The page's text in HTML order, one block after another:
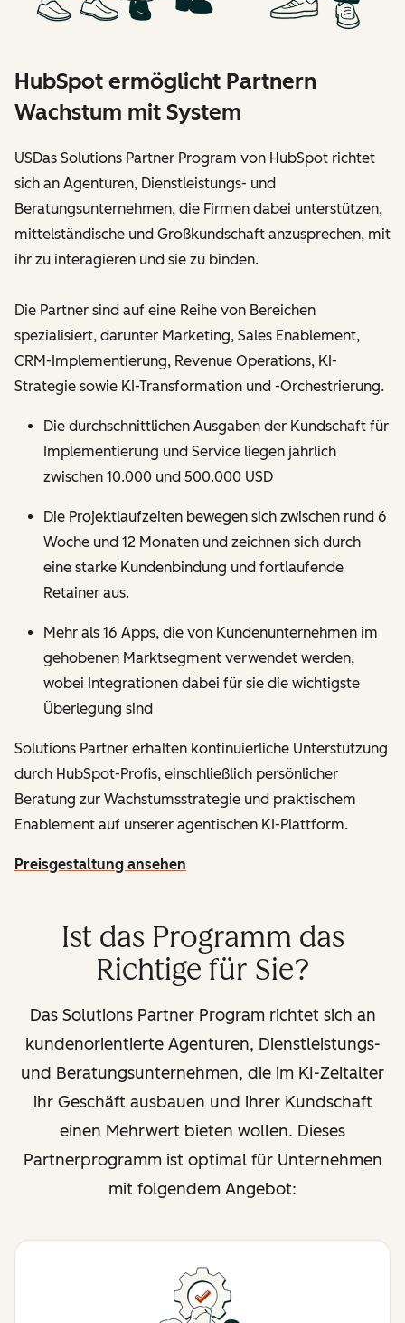
HubSpot ermöglicht Partnern
Wachstum mit System
USDas Solutions Partner Program von HubSpot richtet
sich an Agenturen, Dienstleistungs- und
Beratungsunternehmen, die Firmen dabei unterstützen,
mittelständische und Großkundschaft anzusprechen, mit
ihr zu interagieren und sie zu binden.
Die Partner sind auf eine Reihe von Bereichen
spezialisiert, darunter Marketing, Sales Enablement,
CRM-Implementierung, Revenue Operations, KI-
Strategie sowie KI-Transformation und -Orchestrierung.
Die durchschnittlichen Ausgaben der Kundschaft für
Implementierung und Service liegen jährlich
zwischen 10.000 und 500.000 USD
Die Projektlaufzeiten bewegen sich zwischen rund 6
Woche und 12 Monaten und zeichnen sich durch
eine starke Kundenbindung und fortlaufende
Retainer aus.
Mehr als 16 Apps, die von Kundenunternehmen im
gehobenen Marktsegment verwendet werden,
wobei Integrationen dabei für sie die wichtigste
Überlegung sind
Solutions Partner erhalten kontinuierliche Unterstützung
durch HubSpot-Profis, einschließlich persönlicher
Beratung zur Wachstumsstrategie und praktischem
Enablement auf unserer agentischen KI-Plattform.
Preisgestaltung ansehen
Ist das Programm das
Richtige für Sie?
Das Solutions Partner Program richtet sich an
kundenorientierte Agenturen, Dienstleistungs-
und Beratungsunternehmen, die im KI-Zeitalter
ihr Geschäft ausbauen und ihrer Kundschaft
einen Mehrwert bieten wollen. Dieses
Partnerprogramm ist optimal für Unternehmen
mit folgendem Angebot: